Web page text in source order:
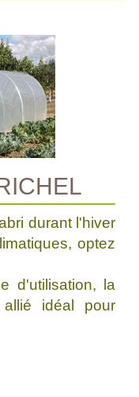
durant l'hiver
optez
d'utilisation, la
idéal pour